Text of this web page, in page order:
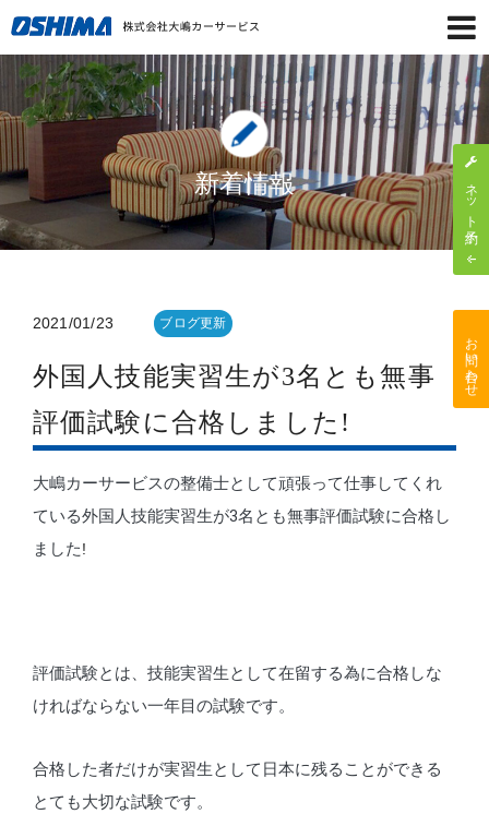
新着情報
2021/01/23 ブログ更新
外国人技能実習生が3名とも無事
評価試験に合格しました!
大嶋カーサービスの整備士として頑張って仕事してくれ
ている外国人技能実習生が3名とも無事評価試験に合格し
ました!
評価試験とは、技能実習生として在留する為に合格しな
ければならない一年目の試験です。
合格した者だけが実習生として日本に残ることができる
とても大切な試験です。
ネット予約
お問い合わせ